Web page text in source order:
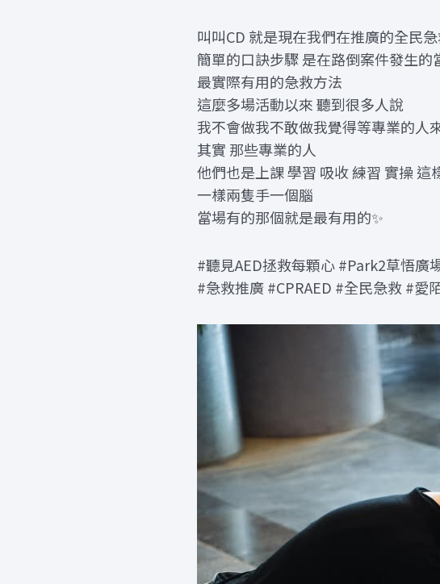
叫叫CD 就是現在我們在推廣的全民
簡單的口訣步驟 是在路倒案件發生的
最實際有用的急救方法
這麼多場活動以來 聽到很多人說
我不會做我不敢做我覺得等專業的人
其實 那些專業的人
他們也是上課 學習 吸收 練習 實操 這
一樣兩隻手一個腦
當場有的那個就是最有用的✨
#聽見AED拯救每顆心 #Park2草悟廣
#急救推廣 #CPRAED #全民急救 #愛